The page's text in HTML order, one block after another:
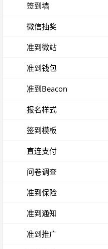
签到墙
微信抽奖
准到微站
准到钱包
准到Beacon
报名样式
签到模板
直连支付
问卷调查
准到保险
准到通知
准到推广